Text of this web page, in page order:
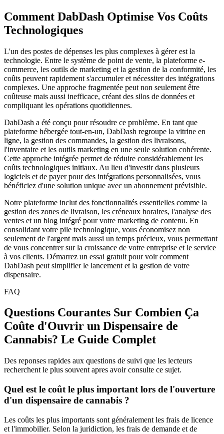
Comment DabDash Optimise Vos Coûts
Technologiques
L'un des postes de dépenses les plus complexes à gérer est la
technologie. Entre le système de point de vente, la plateforme e-
commerce, les outils de marketing et la gestion de la conformité, les
coûts peuvent rapidement s'accumuler et nécessiter des intégrations
complexes. Une approche fragmentée peut non seulement être
coûteuse mais aussi inefficace, créant des silos de données et
compliquant les opérations quotidiennes.
DabDash a été conçu pour résoudre ce problème. En tant que
plateforme hébergée tout-en-un, DabDash regroupe la vitrine en
ligne, la gestion des commandes, la gestion des livraisons,
l'inventaire et les outils marketing en une seule solution cohérente.
Cette approche intégrée permet de réduire considérablement les
coûts technologiques initiaux. Au lieu d'investir dans plusieurs
logiciels et de payer pour des intégrations personnalisées, vous
bénéficiez d'une solution unique avec un abonnement prévisible.
Notre plateforme inclut des fonctionnalités essentielles comme la
gestion des zones de livraison, les créneaux horaires, l'analyse des
ventes et un blog intégré pour votre marketing de contenu. En
consolidant votre pile technologique, vous économisez non
seulement de l'argent mais aussi un temps précieux, vous permettant
de vous concentrer sur la croissance de votre entreprise et le service
à vos clients. Démarrez un essai gratuit pour voir comment
DabDash peut simplifier le lancement et la gestion de votre
dispensaire.
FAQ
Questions Courantes Sur Combien Ça
Coûte d'Ouvrir un Dispensaire de
Cannabis? Le Guide Complet
Des reponses rapides aux questions de suivi que les lecteurs
recherchent le plus souvent apres avoir consulte ce sujet.
Quel est le coût le plus important lors de l'ouverture
d'un dispensaire de cannabis ?
Les coûts les plus importants sont généralement les frais de licence
et l'immobilier. Selon la juridiction, les frais de demande et de